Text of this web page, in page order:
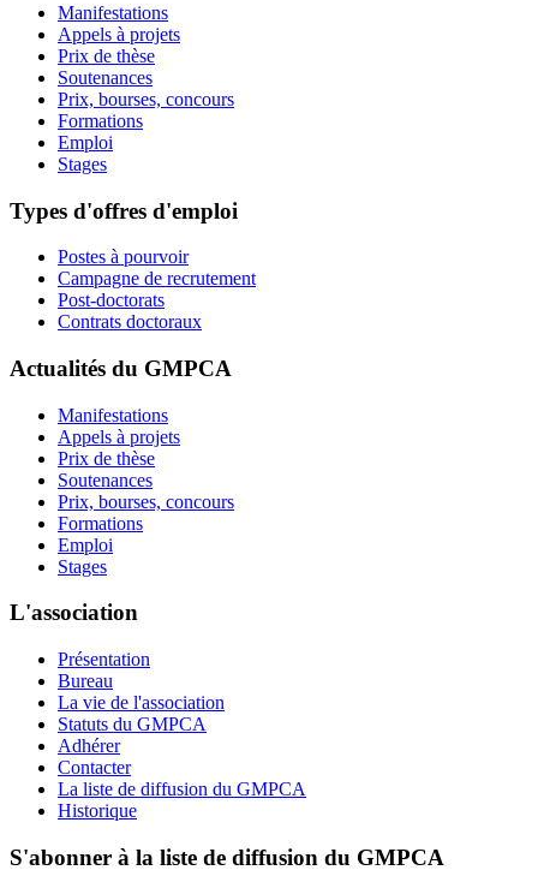
Manifestations
Appels à projets
Prix de thèse
Soutenances
Prix, bourses, concours
Formations
Emploi
Stages
Types d'offres d'emploi
Postes à pourvoir
Campagne de recrutement
Post-doctorats
Contrats doctoraux
Actualités du GMPCA
Manifestations
Appels à projets
Prix de thèse
Soutenances
Prix, bourses, concours
Formations
Emploi
Stages
L'association
Présentation
Bureau
La vie de l'association
Statuts du GMPCA
Adhérer
Contacter
La liste de diffusion du GMPCA
Historique
S'abonner à la liste de diffusion du GMPCA